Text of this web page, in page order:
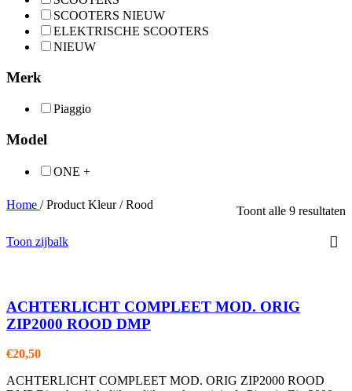
SCOOTERS NIEUW
ELEKTRISCHE SCOOTERS
NIEUW
Merk
Piaggio
Model
ONE +
Home / Product Kleur/ Rood Toont alle 9 resultaten
Toon zijbalk
ACHTERLICHT COMPLEET MOD. ORIG
ZIP2000 ROOD DMP
€20,50
ACHTERLICHT COMPLEET MOD. ORIG ZIP2000 ROOD